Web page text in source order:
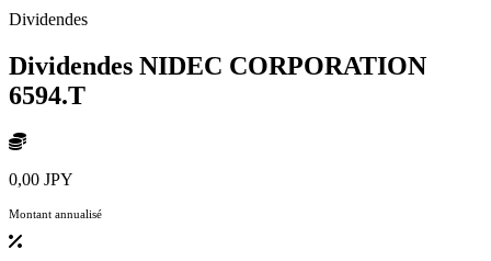
Dividendes
Dividendes NIDEC CORPORATION
6594.T
0,00 JPY
Montant annualisé